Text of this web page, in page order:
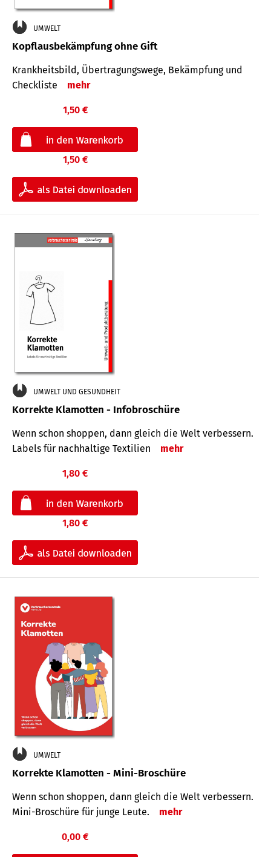
UMWELT
Kopflausbekämpfung ohne Gift
Krankheits­bild, Übertra­gungs­wege, Bekämpfung und
Check­liste
mehr
1,50 €
1,50 €
UMWELT UND GESUNDHEIT
Korrekte Klamotten - Infobroschüre
Wenn schon shoppen, dann gleich die Welt verbessern.
Labels für nachhaltige Textilien
mehr
1,80 €
1,80 €
UMWELT
Korrekte Klamotten - Mini-Broschüre
Wenn schon shoppen, dann gleich die Welt verbessern.
Mini-Broschüre für junge Leute.
mehr
0,00 €